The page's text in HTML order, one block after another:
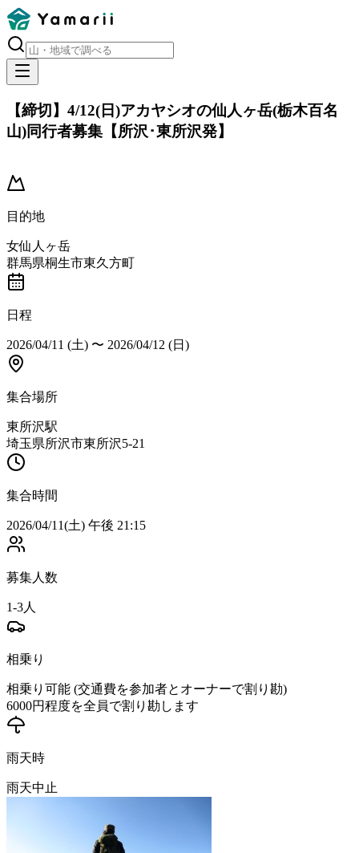
【締切】4/12(日)アカヤシオの仙人ヶ岳(栃木百名
山)同行者募集【所沢･東所沢発】
目的地
女仙人ヶ岳
群馬県桐生市東久方町
日程
2026/04/11 (土) 〜 2026/04/12 (日)
集合場所
東所沢駅
埼玉県所沢市東所沢5-21
集合時間
2026/04/11(土) 午後 21:15
募集人数
1-3人
相乗り
相乗り可能 (交通費を参加者とオーナーで割り勘)
6000円程度を全員で割り勘します
雨天時
雨天中止